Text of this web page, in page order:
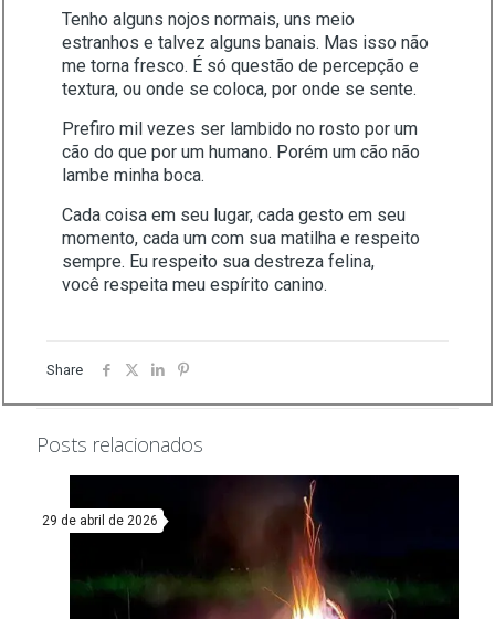
Tenho alguns nojos normais, uns meio
estranhos e talvez alguns banais. Mas isso não
me torna fresco. É só questão de percepção e
textura, ou onde se coloca, por onde se sente.
Prefiro mil vezes ser lambido no rosto por um
cão do que por um humano. Porém um cão não
lambe minha boca.
Cada coisa em seu lugar, cada gesto em seu
momento, cada um com sua matilha e respeito
sempre. Eu respeito sua destreza felina,
você respeita meu espírito canino.
Share
Posts relacionados
29 de abril de 2026